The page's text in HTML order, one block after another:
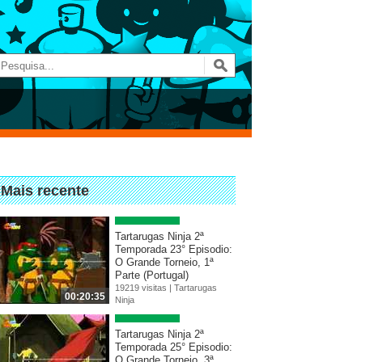
Mais recente
00:20:35
Tartarugas Ninja 2ª
Temporada 23° Episodio:
O Grande Torneio, 1ª
Parte (Portugal)
19219 visitas | Tartarugas
Ninja
Tartarugas Ninja 2ª
Temporada 25° Episodio: